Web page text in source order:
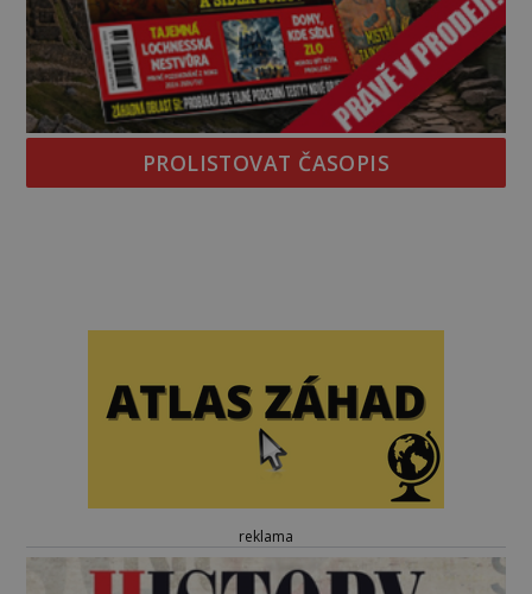
PROLISTOVAT ČASOPIS
reklama